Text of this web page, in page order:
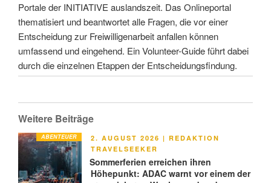
Portale der INITIATIVE auslandszeit. Das Onlineportal
thematisiert und beantwortet alle Fragen, die vor einer
Entscheidung zur Freiwilligenarbeit anfallen können
umfassend und eingehend. Ein Volunteer-Guide führt dabei
durch die einzelnen Etappen der Entscheidungsfindung.
Weitere Beiträge
ABENTEUER
VERÖFFENTLICHT
AM
2. AUGUST 2026 | REDAKTION
TRAVELSEEKER
Sommerferien erreichen ihren
Höhepunkt: ADAC warnt vor einem der